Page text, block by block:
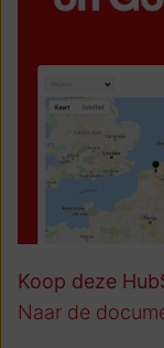
Koop deze
Naar de